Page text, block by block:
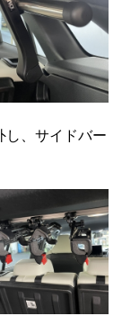
し、サイドバー